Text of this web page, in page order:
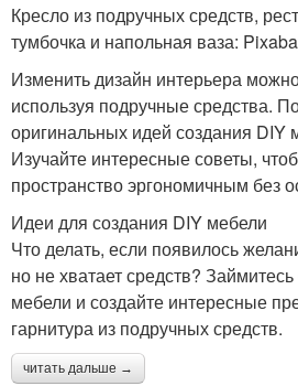
Кресло из подручных средств,
тумбочка и напольная ваза:
Изменить дизайн интерьера
используя подручные средства.
оригинальных идей создания DIY
Изучайте интересные советы,
пространство эргономичным без
Идеи для создания DIY мебели
Что делать, если появилось
но не хватает средств?
мебели и создайте интересные
гарнитура из подручных средств.
читать дальше →